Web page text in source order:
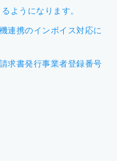
ようになります。
連携のインボイス対応に
求書発行事業者登録番号